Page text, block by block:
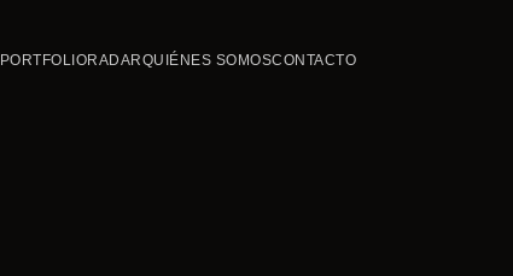
PORTFOLIORADARQUIÉNES SOMOSCONTACTO